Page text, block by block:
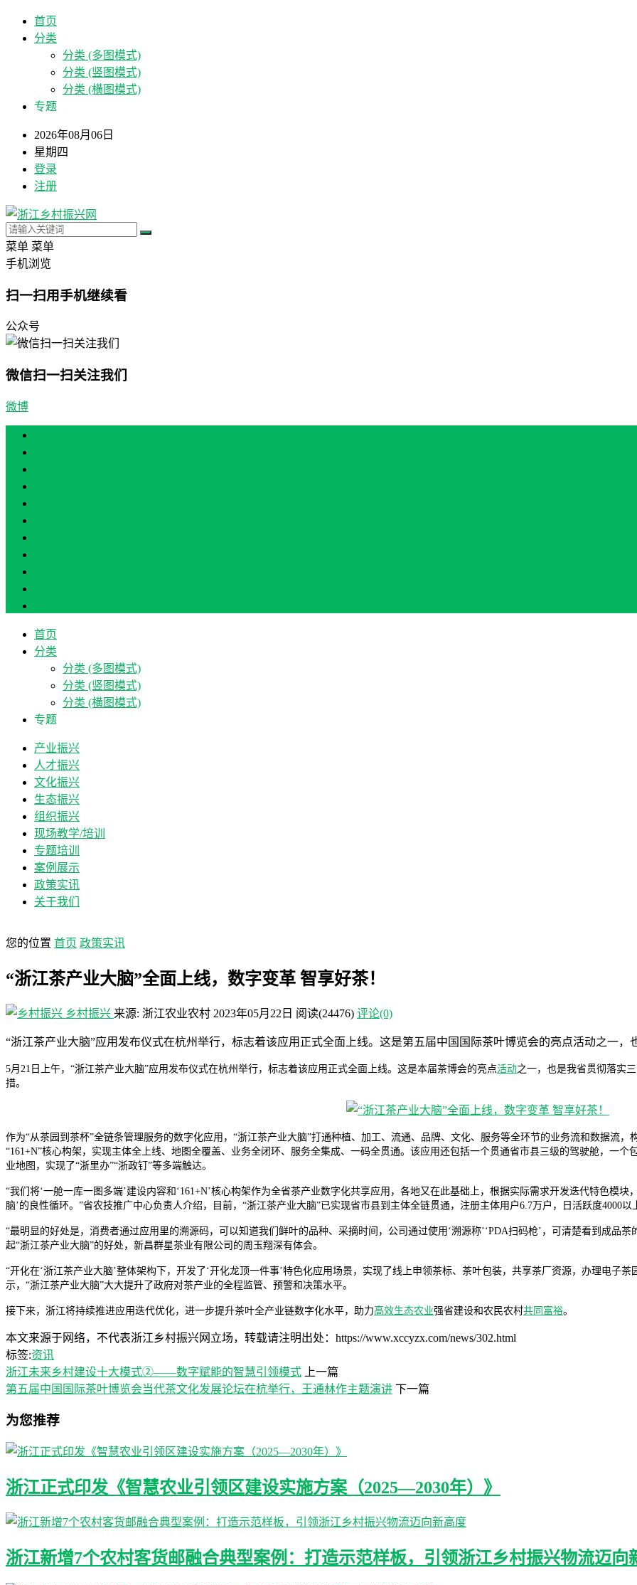
首页
分类
分类 (多图模式)
分类 (竖图模式)
分类 (横图模式)
专题
2026年08月06日
星期四
登录
注册
菜单 菜单
手机浏览
扫一扫用手机继续看
公众号
微信扫一扫关注我们
微博
首页
分类
分类 (多图模式)
分类 (竖图模式)
分类 (横图模式)
专题
产业振兴
人才振兴
文化振兴
生态振兴
组织振兴
现场教学/培训
专题培训
案例展示
政策实讯
关于我们
您的位置 首页 政策实讯
“浙江茶产业大脑”全面上线，数字变革 智享好茶！
乡村振兴 来源: 浙江农业农村 2023年05月22日 阅读(24476) 评论(0)
“浙江茶产业大脑”应用发布仪式在杭州举行，标志着该应用正式全面上线。这是第五届中国国际茶叶博览会的亮点活动之一
5月21日上午，“浙江茶产业大脑”应用发布仪式在杭州举行，标志着该应用正式全面上线。这是本届茶博会的亮点活动之一，也是我省贯彻落实
措。
作为“从茶园到茶杯”全链条管理服务的数字化应用，“浙江茶产业大脑”打通种植、加工、流通、品牌、文化、服务等全环节的业务流和数据流
“161+N”核心构架，实现主体全上线、地图全覆盖、业务全闭环、服务全集成、一码全贯通。该应用还包括一个贯通省市县三级的驾驶舱，一
业地图，实现了“浙里办”“浙政钉”等多端触达。
“我们将‘一舱一库一图多端’建设内容和‘161+N’核心构架作为全省茶产业数字化共享应用，各地又在此基础上，根据实际需求开发迭代特色模
脑’的良性循环。”省农技推广中心负责人介绍，目前，“浙江茶产业大脑”已实现省市县到主体全链贯通，注册主体用户6.7万户，日活跃度4000
“最明显的好处是，消费者通过应用里的溯源码，可以知道我们鲜叶的品种、采摘时间，公司通过使用‘溯源称’‘PDA扫码枪’，可清楚看到成品
起“浙江茶产业大脑”的好处，新昌群星茶业有限公司的周玉翔深有体会。
“开化在‘浙江茶产业大脑’整体架构下，开发了‘开化龙顶一件事’特色化应用场景，实现了线上申领茶标、茶叶包装，共享茶厂资源，办理电子
示，“浙江茶产业大脑”大大提升了政府对茶产业的全程监管、预警和决策水平。
接下来，浙江将持续推进应用迭代优化，进一步提升茶叶全产业链数字化水平，助力高效生态农业强省建设和农民农村共同富裕。
本文来源于网络，不代表浙江乡村振兴网立场，转载请注明出处：https://www.xccyzx.com/news/302.html
标签:资讯
浙江未来乡村建设十大模式②——数字赋能的智慧引领模式
上一篇
第五届中国国际茶叶博览会当代茶文化发展论坛在杭举行，王通林作主题演讲 下一篇
为您推荐
浙江正式印发《智慧农业引领区建设实施方案（2025—2030年）》
浙江新增7个农村客货邮融合典型案例：打造示范样板，引领浙江乡村振兴物流迈向